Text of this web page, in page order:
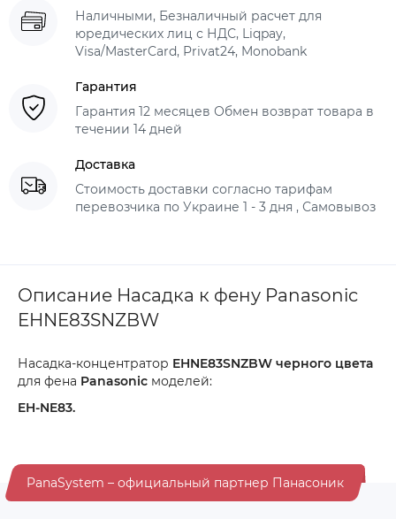
Наличными, Безналичный расчет для
юредических лиц с НДС, Liqpay,
Visa/MasterCard, Privat24, Monobank
Гарантия
Гарантия 12 месяцев Обмен возврат товара в
течении 14 дней
Доставка
Стоимость доставки согласно тарифам
перевозчика по Украине 1 - 3 дня , Самовывоз
Описание Насадка к фену Panasonic
EHNE83SNZBW
Насадка-концентратор EHNE83SNZBW черного цвета
для фена Panasonic моделей:
EH-NE83.
PanaSystem – официальный партнер Панасоник